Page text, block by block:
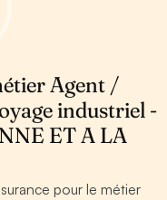
Agent /
industriel -
ET A LA
pour le métier